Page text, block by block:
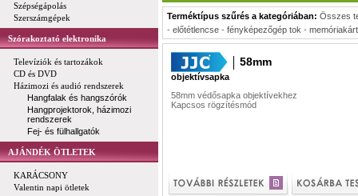
Szépségápolás
Szerszámgépek
Szórakoztató elektronika
Televíziók és tartozákok
CD és DVD
Házimozi és audió rendszerek
Hangfalak és hangszórók
Hangprojektorok, házimozi
rendszerek
Fej- és fülhallgatók
AJÁNDÉK ÖTLETEK
KARÁCSONY
Valentin napi ötletek
Terméktípus szűrés a kategóriában: Összes
- előtétlencse - fényképezőgép tok -
58mm
objektívsapka
58mm védősapka objektívekhez
Kapcsos rögzítésmód